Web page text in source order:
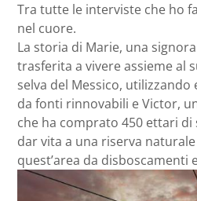
Tra tutte le interviste che ho
nel cuore.
La storia di Marie, una
trasferita a vivere assieme al
selva del Messico,
da fonti rinnovabili e Victor,
che ha comprato 450 ettari di
dar vita a una riserva
quest’area da